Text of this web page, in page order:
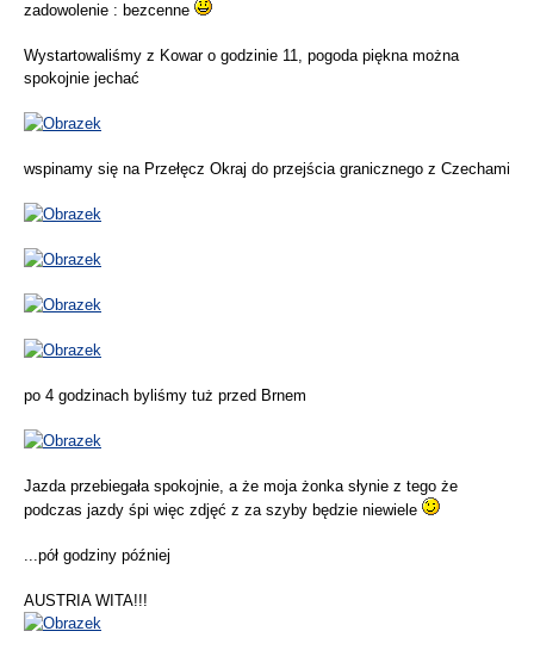
zadowolenie : bezcenne
Wystartowaliśmy z Kowar o godzinie 11, pogoda piękna można
spokojnie jechać
wspinamy się na Przełęcz Okraj do przejścia granicznego z Czechami
po 4 godzinach byliśmy tuż przed Brnem
Jazda przebiegała spokojnie, a że moja żonka słynie z tego że
podczas jazdy śpi więc zdjęć z za szyby będzie niewiele
...pół godziny później
AUSTRIA WITA!!!